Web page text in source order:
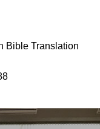
Bible Translation